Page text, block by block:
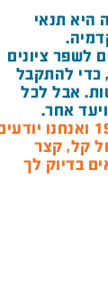
היא תנאי
לשפר ציונים
כדי להתקבל
אבל לכל
אחר.
קל, קצר
בדיוק לך